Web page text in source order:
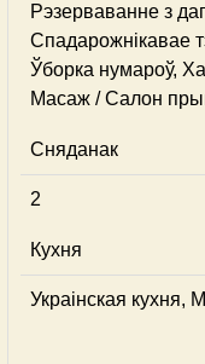
Рэзерваванне з
Спадарожнiкавае
Ўборка нумароў,
Масаж / Салон
Сняданак
2
Кухня
Украінская кухня,